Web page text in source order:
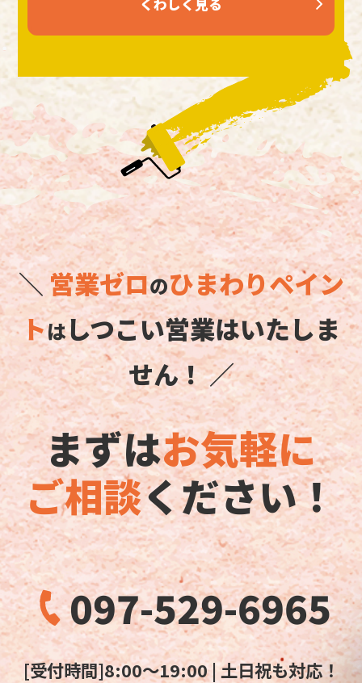
＼営業ゼロのひまわりペイン
トはしつこい営業はいたしま
せん！ ／
まずはお気軽に
ご相談ください！
097-529-6965
[受付時間]8:00～19:00 | 土日祝も対応！